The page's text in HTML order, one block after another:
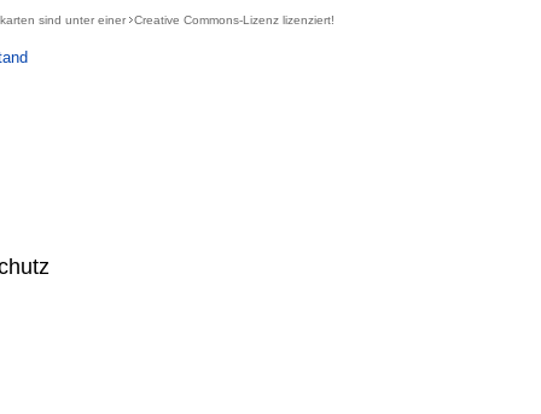
sind unter einer Creative Commons-Lizenz lizenziert!